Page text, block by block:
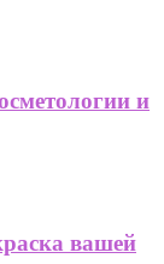
и
вашей